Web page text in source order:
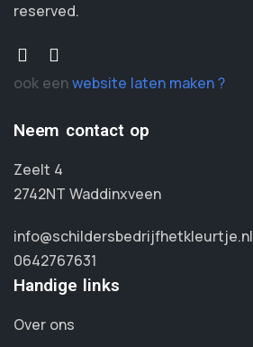
reserved.
ook eenwebsite laten maken ?
Neem contact op
Zeelt 4
2742NT Waddinxveen
info@schildersbedrijfhetkleurtje.nl
0642767631
Handige links
Over ons